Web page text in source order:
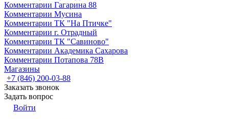
Комментарии Гагарина 88
Комментарии Мусина
Комментарии ТК "На Птичке"
Комментарии г. Отрадный
Комментарии ТК "Савиново"
Комментарии Академика Сахарова
Комментарии Потапова 78В
Магазины
+7 (846) 200-03-88
Заказать звонок
Задать вопрос
Войти